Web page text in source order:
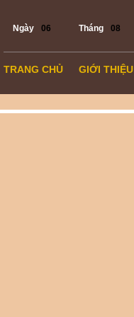
Ngày 06 Tháng 08
TRANG CHỦ GIỚI THIỆU